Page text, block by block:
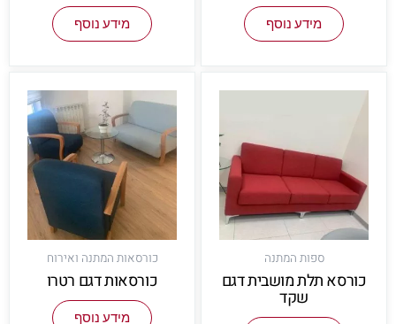
מידע נוסף מידע נוסף
ספות המתנה
כורסא תלת מושבית דגם
שקד
כורסאות המתנה ואירוח
כורסאות דגם רטרו
מידע נוסף